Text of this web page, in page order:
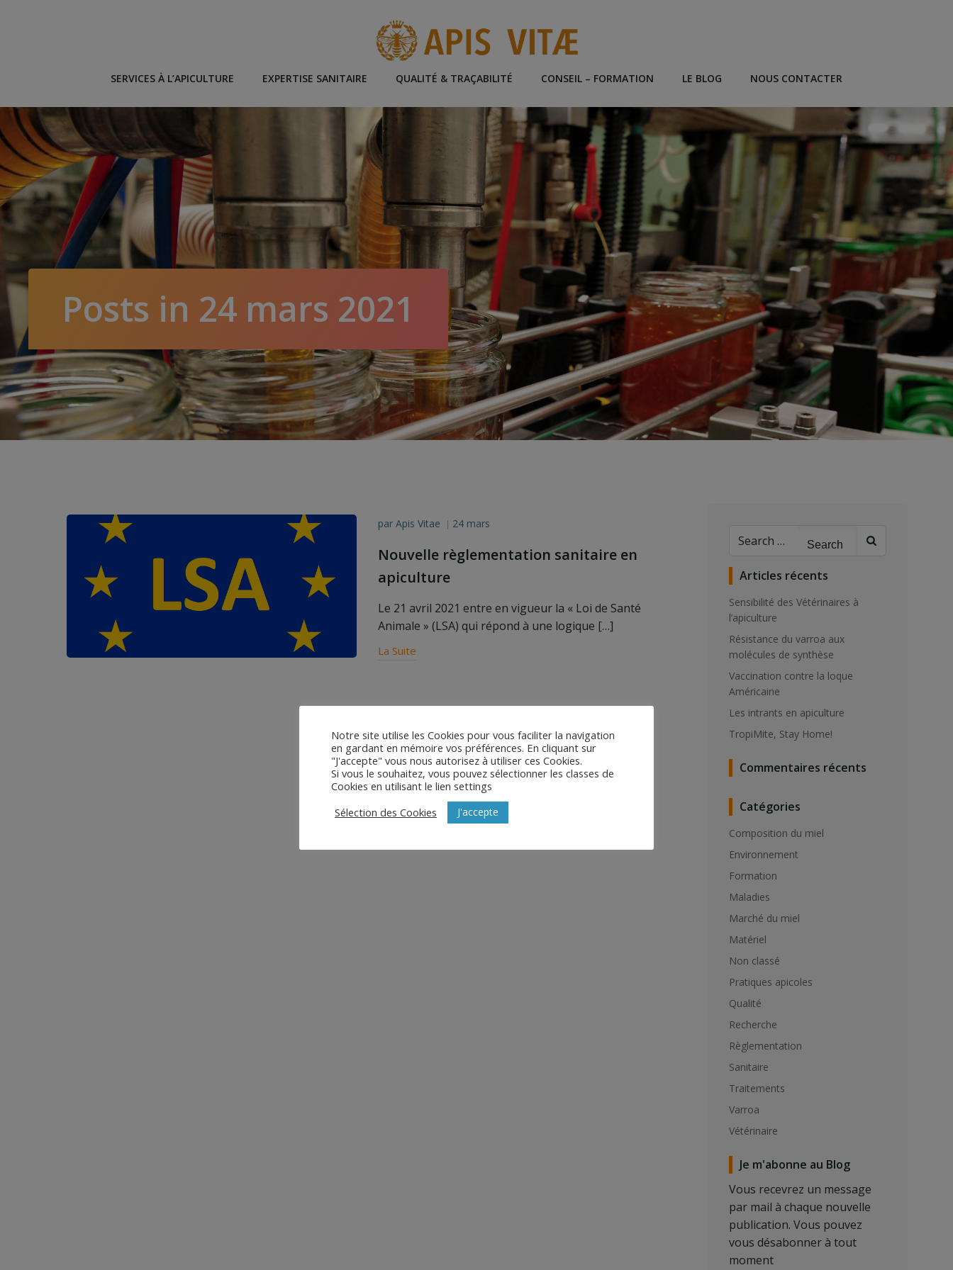
SERVICES À L’APICULTURE EXPERTISE SANITAIRE QUALITÉ & TRAÇABILITÉ CONSEIL – FORMATION LE BLOG NOUS CONTACTER
Posts in 24 mars 2021
par Apis Vitae | 24 mars
Nouvelle règlementation sanitaire en
apiculture
Le 21 avril 2021 entre en vigueur la « Loi de Santé
Animale » (LSA) qui répond à une logique […]
La Suite
Search
Articles récents
Sensibilité des Vétérinaires à
l’apiculture
Résistance du varroa aux
molécules de synthèse
Vaccination contre la loque
Américaine
Les intrants en apiculture
TropiMite, Stay Home!
Commentaires récents
Catégories
Composition du miel
Environnement
Formation
Maladies
Marché du miel
Matériel
Non classé
Pratiques apicoles
Qualité
Recherche
Règlementation
Sanitaire
Traitements
Varroa
Vétérinaire
Je m'abonne au Blog
Vous recevrez un message
par mail à chaque nouvelle
publication. Vous pouvez
vous désabonner à tout
moment
Notre site utilise les Cookies pour vous faciliter la navigation
en gardant en mémoire vos préférences. En cliquant sur
"J'accepte" vous nous autorisez à utiliser ces Cookies.
Si vous le souhaitez, vous pouvez sélectionner les classes de
Cookies en utilisant le lien settings
Sélection des Cookies
J'accepte